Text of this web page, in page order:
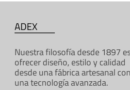
ADEX
Nuestra filosofía desde 1897
ofrecer diseño, estilo y calidad
desde una fábrica artesanal con
una tecnología avanzada.